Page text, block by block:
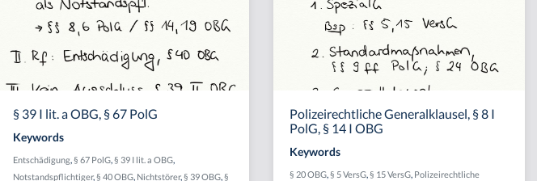
§ 39 I lit. a OBG, § 67 PolG
Keywords
Entschädigung,§ 67 PolG,§ 39 I lit. a OBG,
Notstandspflichtiger,§ 40 OBG, Nichtstörer,§ 39 OBG,§
Polizeirechtliche Generalklausel, § 8 I
PolG, § 14 I OBG
Keywords
§ 20 OBG,§ 5 VersG,§ 15 VersG, Polizeirechtliche